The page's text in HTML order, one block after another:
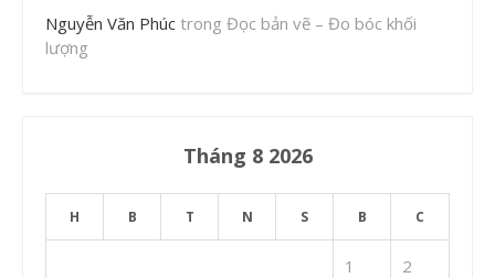
Nguyễn Văn Phúc trong Đọc bản vẽ – Đo bóc khối
lượng
Tháng 8 2026
H B T N S B C
1 2